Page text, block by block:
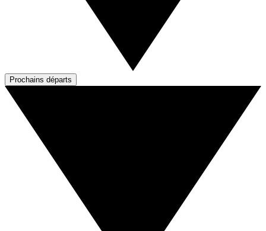
Prochains départs